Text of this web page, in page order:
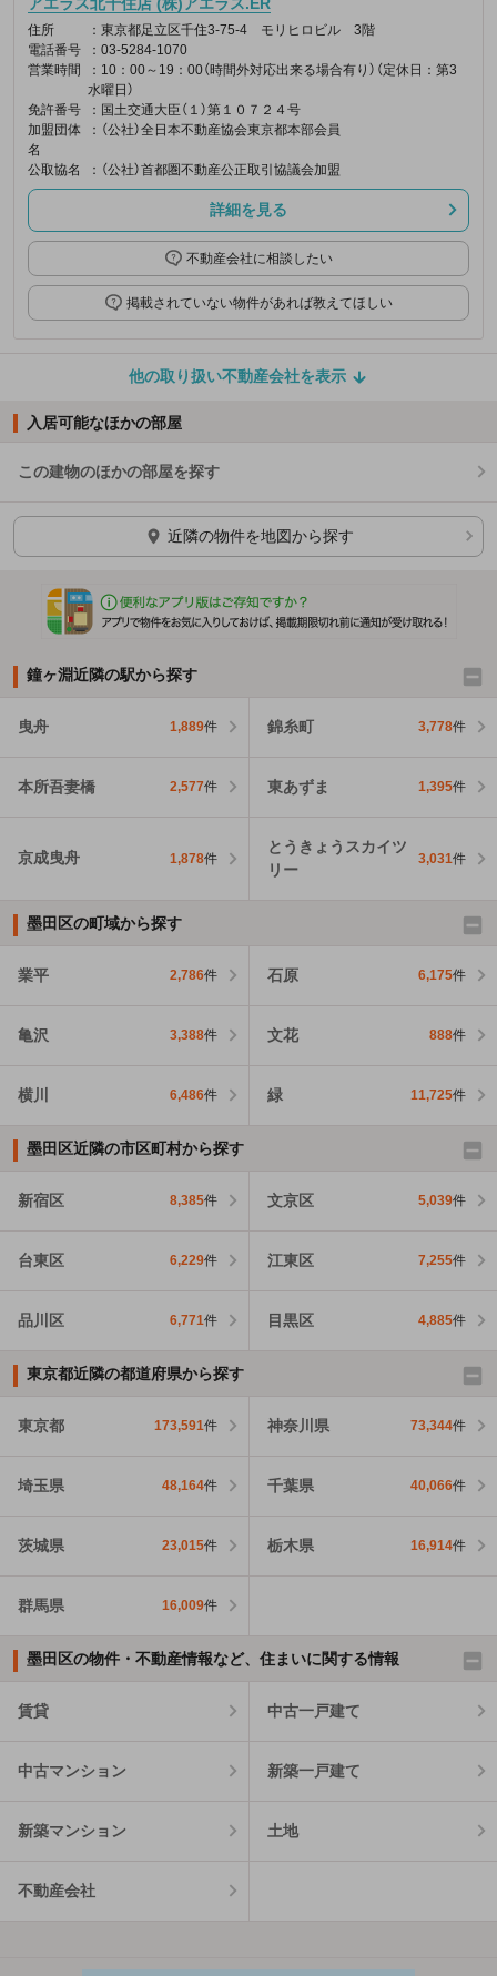
住所
：東京都足立区千住3-75-4 モリヒロビル 3階
電話番号
：03-5284-1070
営業時間
：10：00～19：00（時間外対応出来る場合有り）（定休日：第3
水曜日）
免許番号
：国土交通大臣（１）第１０７２４号
加盟団体
名
：（公社）全日本不動産協会東京都本部会員
公取協名 ：（公社）首都圏不動産公正取引協議会加盟
詳細を見る
不動産会社に相談したい
掲載されていない物件があれば教えてほしい
他の取り扱い不動産会社を表示
入居可能なほかの部屋
この建物のほかの部屋を探す
ほかの部屋を検索中…
近隣の物件を地図から探す
鐘ヶ淵近隣の駅から探す
曳舟 1,889件 錦糸町 3,778件
本所吾妻橋 2,577件 東あずま 1,395件
京成曳舟 1,878件
とうきょうスカイツ
リー
3,031件
墨田区の町域から探す
業平 2,786件 石原 6,175件
亀沢 3,388件 文花 888件
横川 6,486件 緑 11,725件
墨田区近隣の市区町村から探す
新宿区 8,385件 文京区 5,039件
台東区 6,229件 江東区 7,255件
品川区 6,771件 目黒区 4,885件
東京都近隣の都道府県から探す
東京都 173,591件 神奈川県 73,344件
埼玉県 48,164件 千葉県 40,066件
茨城県 23,015件 栃木県 16,914件
群馬県 16,009件
墨田区の物件・不動産情報など、住まいに関する情報
賃貸 中古一戸建て
中古マンション 新築一戸建て
新築マンション 土地
不動産会社